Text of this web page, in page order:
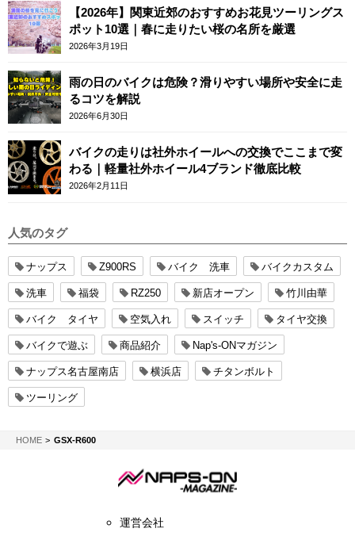
【2026年】関東近郊のおすすめお花見ツーリングス
ポット10選｜春に走りたい桜の名所を厳選
2026年3月19日
雨の日のバイクは危険？滑りやすい場所や安全に走
るコツを解説
2026年6月30日
バイクの走りは社外ホイールへの交換でここまで変
わる｜軽量社外ホイール4ブランド徹底比較
2026年2月11日
人気のタグ
ナップス Z900RS バイク 洗車 バイクカスタム
洗車 福袋 RZ250 新店オープン 竹川由華
バイク タイヤ 空気入れ スイッチ タイヤ交換
バイクで遊ぶ 商品紹介 Nap's-ONマガジン
ナップス名古屋南店 横浜店 チタンボルト
ツーリング
HOMENAPS-ON マガジン
GSX-R600
運営会社